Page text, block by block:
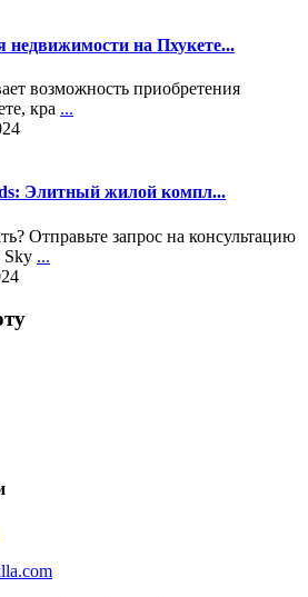
недвижимости на Пхукете...
возможность приобретения
кра ...
Элитный жилой компл...
Отправьте запрос на консультацию
...